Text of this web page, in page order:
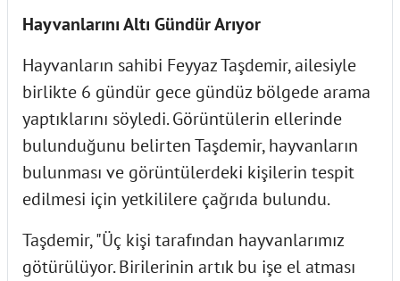
Hayvanlarını Altı Gündür Arıyor
Hayvanların sahibi Feyyaz Taşdemir, ailesiyle
birlikte 6 gündür gece gündüz bölgede arama
yaptıklarını söyledi. Görüntülerin ellerinde
bulunduğunu belirten Taşdemir, hayvanların
bulunması ve görüntülerdeki kişilerin tespit
edilmesi için yetkililere çağrıda bulundu.
Taşdemir, "Üç kişi tarafından hayvanlarımız
götürülüyor. Birilerinin artık bu işe el atması